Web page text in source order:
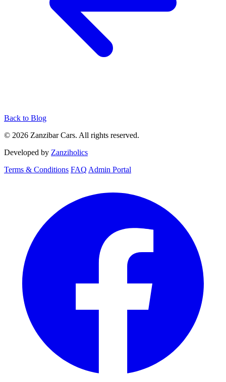
Back to Blog
© 2026 Zanzibar Cars. All rights reserved.
Developed by Zanziholics
Terms & Conditions FAQ Admin Portal